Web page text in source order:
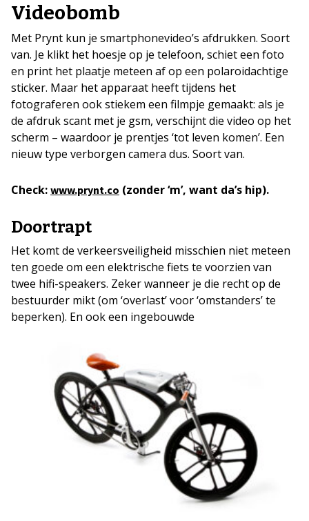
Videobomb
Met Prynt kun je smartphonevideo’s afdrukken. Soort
van. Je klikt het hoesje op je telefoon, schiet een foto
en print het plaatje meteen af op een polaroidachtige
sticker. Maar het apparaat heeft tijdens het
fotograferen ook stiekem een filmpje gemaakt: als je
de afdruk scant met je gsm, verschijnt die video op het
scherm – waardoor je prentjes ‘tot leven komen’. Een
nieuw type verborgen camera dus. Soort van.
Check: www.prynt.co (zonder ‘m’, want da’s hip).
Doortrapt
Het komt de verkeersveiligheid misschien niet meteen
ten goede om een elektrische fiets te voorzien van
twee hifi-speakers. Zeker wanneer je die recht op de
bestuurder mikt (om ‘overlast’ voor ‘omstanders’ te
beperken). En ook een ingebouwde